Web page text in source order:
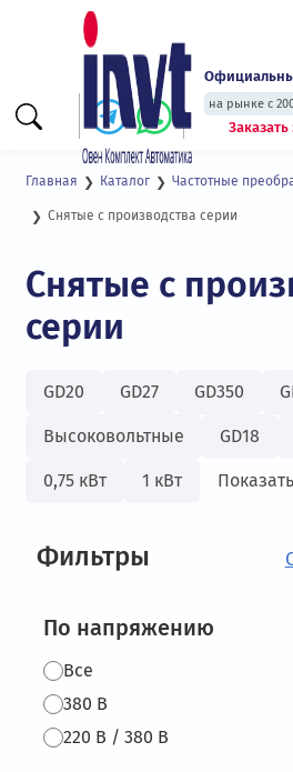
на рынке с
+7 (495)
Главная Каталог Частотные
Снятые с производства серии
Снятые с
серии
GD20 GD27 GD350
Высоковольтные GD18
0,75 кВт 1 кВт
Фильтры
По напряжению
Все
380 В
220 В / 380 В